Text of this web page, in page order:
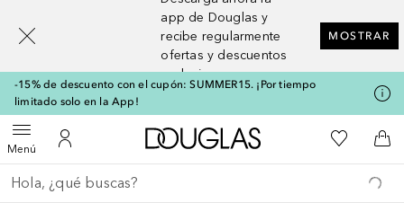
app de Douglas y
recibe regularmente
ofertas y descuentos
exclusivos
MOSTRAR
-15% de descuento con el cupón: SUMMER15. ¡Por tiempo
limitado solo en la App!
MenúAbrir menúMi cuenta
A Douglas HomeMi lista de
A
Regresar
Ejecutar búsqueda
[navigation.slideout.screenreader]